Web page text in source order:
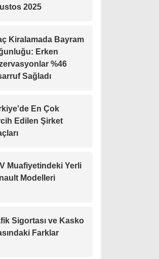
2025
Kiralamada Bayram
Erken
%46
Sağladı
En Çok
Edilen Şirket
Muafiyetindeki Yerli
Modelleri
Sigortası ve Kasko
Farklar